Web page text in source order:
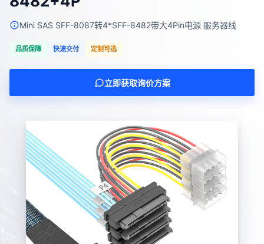
关于我们
日本語
العربية Русский
Deutsch Français
Português Español
ไทย
Mini SAS SFF-8087转4*SFF-8482带大4Pin电源 服务器线
品质保障 快速交付 定制可选
立即获取询价方案